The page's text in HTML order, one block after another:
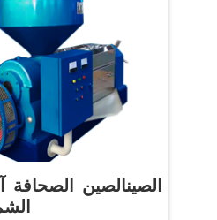
الصينالصين الصحافة